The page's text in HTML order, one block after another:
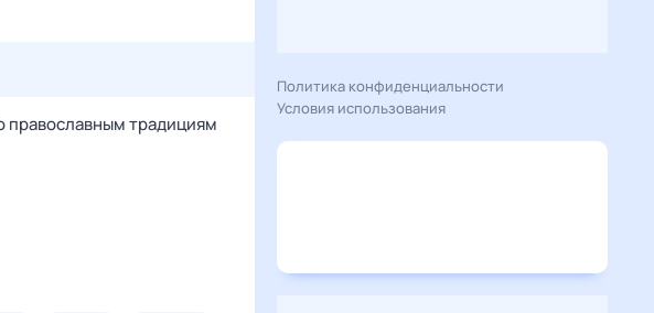
православным традициям
Политика конфиденциальности
Условия использования